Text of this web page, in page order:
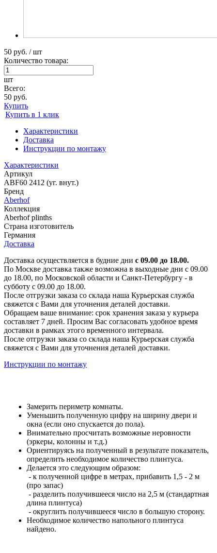
50 руб. / шт
Количество товара:
шт
Всего:
50 руб.
Купить
Купить в 1 клик
Характеристики
Доставка
Инструкции по монтажу
Характеристики
Артикул
ABF60 2412 (уг. внут.)
Бренд
Aberhof
Коллекция
Aberhof plinths
Страна изготовитель
Германия
Доставка
Доставка осуществляется в будние дни с 09.00 до 18.00.
По Москве доставка также возможна в выходные дни с 09.00
до 18.00, по Московской области и Санкт-Петербургу - в
субботу с 09.00 до 18.00.
После отгрузки заказа со склада наша Курьерская служба
свяжется с Вами для уточнения деталей доставки.
Обращаем ваше внимание: срок хранения заказа у курьера
составляет 7 дней. Просим Вас согласовать удобное время
доставки в рамках этого временного интервала.
После отгрузки заказа со склада наша Курьерская служба
свяжется с Вами для уточнения деталей доставки.
Инструкции по монтажу
Замерить периметр комнаты.
Уменьшить полученную цифру на ширину двери и
окна (если оно спускается до пола).
Внимательно просчитать возможные неровности
(эркеры, колонны и т.д.)
Ориентируясь на полученный в результате показатель,
определить необходимое количество плинтуса.
Делается это следующим образом:
- к полученной цифре в метрах, прибавить 1,5 - 2 м
(про запас)
- разделить получившееся число на 2,5 м (стандартная
длина плинтуса)
- округлить получившееся число в большую сторону.
Необходимое количество напольного плинтуса
найдено.